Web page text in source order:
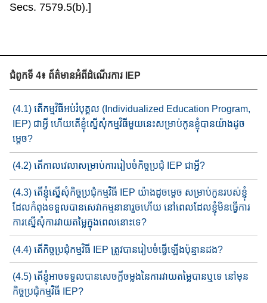
ជំពូកទី 4៖ ព័ត៌មានអំពីដំណើរការ IEP
(4.1) តើកម្មវិធីអប់រំបុគ្គល (Individualized Education Program,
IEP)​ ជាអ្វី ហើយតើ​ខ្ញុំ​ស្នើសុំកម្មវិធី​មួយនេះ​សម្រាប់​កូនខ្ញុំ​បានយ៉ាង​ដូច​
ម្តេច​​?
(4.2) តើកាលវេលា​សម្រាប់​ការរៀបចំ​​កិច្ច​ប្រជុំ IEP ជាអ្វី​?
(4.3) តើខ្ញុំស្នើសុំ​កិច្ចប្រជុំ​កម្មវិធី IEP ​យ៉ាង​ដូចម្តេច​​ សម្រាប់​កូន​របស់​​ខ្ញុំ​
ដែល​កំពុង​ទទួលបាន​សេវាកម្ម​នានា​រួចហើយ​ នៅពេល​ដែល​ខ្ញុំ​​មិន​ធ្វើ​ការ​
ការស្នើសុំ​ការវាយតម្លៃ​ក្នុងពេលនោះទេ?
(4.4) តើ​កិច្ច​ប្រជុំ​កម្មវិធី​ IEP ត្រូវបាន​រៀបចំធ្វើឡើង​ប៉ុន្មានដង?
(4.5) តើខ្ញុំអាច​ទទួលបានសេចក្តីចម្លងនៃ​ការវាយតម្លៃ​បានឬទេ​ នៅមុន​
កិច្ចប្រជុំកម្មវិធី​​ IEP?
Secs. 7579.5(b).]